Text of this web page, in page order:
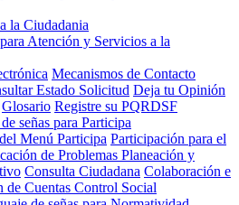
la Ciudadania
Mecanismos de Contacto
Estado Solicitud Deja tu Opinión
Glosario Registre su PQRDSF
Menú Participa Participación para el
de Problemas Planeación y
Consulta Ciudadana Colaboración e
de Cuentas Control Social